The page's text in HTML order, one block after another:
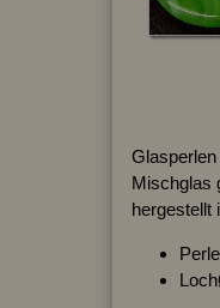
Mischglas
hergestellt